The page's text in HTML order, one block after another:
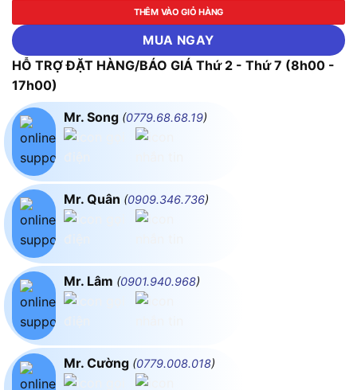
THÊM VÀO GIỎ HÀNG
MUA NGAY
HỖ TRỢ ĐẶT HÀNG/BÁO GIÁ Thứ 2 - Thứ 7 (8h00 -
17h00)
Mr. Song (0779.68.68.19)
Mr. Quân (0909.346.736)
Mr. Lâm (0901.940.968)
Mr. Cường (0779.008.018)